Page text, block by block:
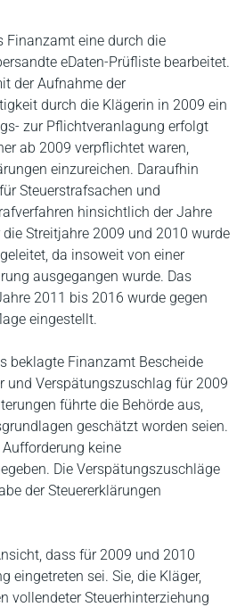
Finanzamt eine durch die
eDaten-Prüfliste bearbeitet.
der Aufnahme der
durch die Klägerin in 2009 ein
zur Pflichtveranlagung erfolgt
ab 2009 verpflichtet waren,
einzureichen. Daraufhin
Steuerstrafsachen und
hinsichtlich der Jahre
Streitjahre 2009 und 2010 wurde
da insoweit von einer
ausgegangen wurde. Das
2011 bis 2016 wurde gegen
eingestellt.
beklagte Finanzamt Bescheide
und Verspätungszuschlag für 2009
führte die Behörde aus,
geschätzt worden seien.
keine
Die Verspätungszuschläge
der Steuererklärungen
dass für 2009 und 2010
eingetreten sei. Sie, die Kläger,
vollendeter Steuerhinterziehung